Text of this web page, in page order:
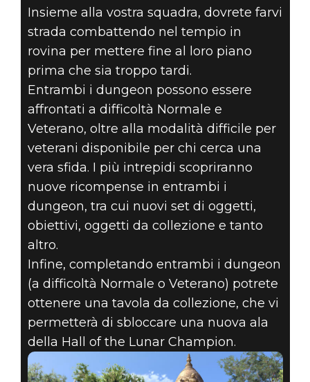
Insieme alla vostra squadra, dovrete farvi
strada combattendo nel tempio in
rovina per mettere fine al loro piano
prima che sia troppo tardi.
Entrambi i dungeon possono essere
affrontati a difficoltà Normale e
Veterano, oltre alla modalità difficile per
veterani disponibile per chi cerca una
vera sfida. I più intrepidi scopriranno
nuove ricompense in entrambi i
dungeon, tra cui nuovi set di oggetti,
obiettivi, oggetti da collezione e tanto
altro.
Infine, completando entrambi i dungeon
(a difficoltà Normale o Veterano) potrete
ottenere una tavola da collezione, che vi
permetterà di sbloccare una nuova ala
della Hall of the Lunar Champion.